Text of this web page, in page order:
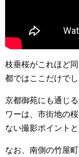
枝垂桜がこれほど
都ではここだけでし
京都御苑にも通じ
ワーは、市街地の
ない撮影ポイントと
なお、南側の竹屋